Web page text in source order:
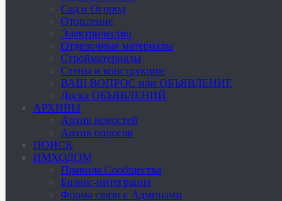
Сад и Огород
Отопление
Электричество
Отделочные материалы
Стройматериалы
Стены и конструкции
ВАШ ВОПРОС или ОБЪЯВЛЕНИЕ
Доска ОБЪЯВЛЕНИЙ
АРХИВЫ
Архив новостей
Архив опросов
ПОИСК
ИМХОДОМ
Правила Сообщества
Бизнес-интеграция
Форма связи с Админами